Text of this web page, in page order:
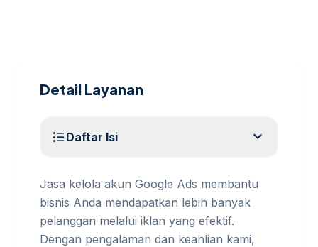
Detail Layanan
format_list_bulleted Daftar Isi expand_more
Jasa kelola akun Google Ads membantu
bisnis Anda mendapatkan lebih banyak
pelanggan melalui iklan yang efektif.
Dengan pengalaman dan keahlian kami,